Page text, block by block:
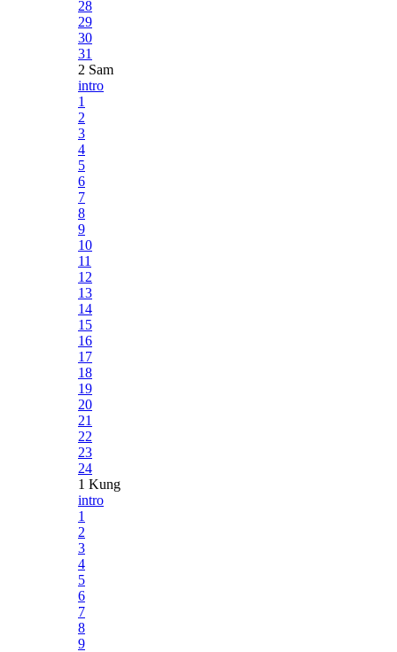
28
29
30
31
2 Sam
intro
1
2
3
4
5
6
7
8
9
10
11
12
13
14
15
16
17
18
19
20
21
22
23
24
1 Kung
intro
1
2
3
4
5
6
7
8
9